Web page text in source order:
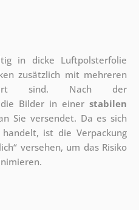
in dicke Luftpolsterfolie
zusätzlich mit mehreren
sind. Nach der
die Bilder in einerstabilen
Sie versendet. Da es sich
ist die Verpackung
versehen, um das Risiko